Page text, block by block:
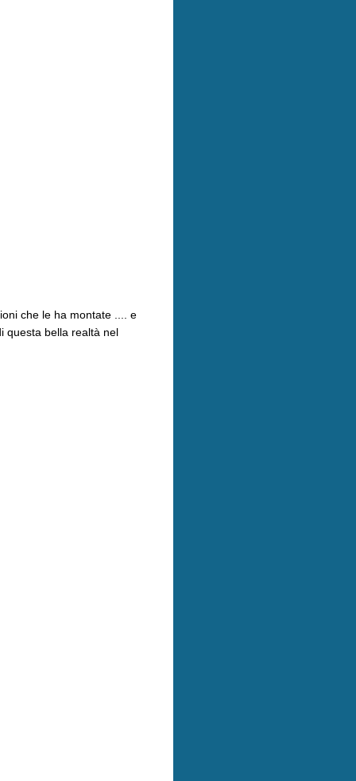
che le ha montate .... e
questa bella realtà nel